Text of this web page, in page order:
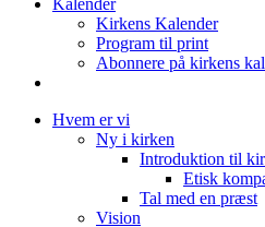
Kalender
Kirkens Kalender
Program til print
Abonnere på kirkens
Hvem er vi
Ny i kirken
Introduktion til
Etisk
Tal med en præst
Vision